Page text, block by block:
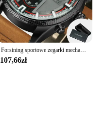
Forsining sportowe zegarki mechaniczne wyświetlacz daty małe tarcze świecące dłonie wojskowy automatyczny męski zegarek pasek z prawdziwej skóry
107,66zł